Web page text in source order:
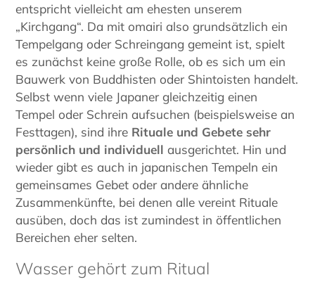
entspricht vielleicht am ehesten unserem
„Kirchgang“. Da mit omairi also grundsätzlich ein
Tempelgang oder Schreingang gemeint ist, spielt
es zunächst keine große Rolle, ob es sich um ein
Bauwerk von Buddhisten oder Shintoisten handelt.
Selbst wenn viele Japaner gleichzeitig einen
Tempel oder Schrein aufsuchen (beispielsweise an
Festtagen), sind ihre Rituale und Gebete sehr
persönlich und individuell ausgerichtet. Hin und
wieder gibt es auch in japanischen Tempeln ein
gemeinsames Gebet oder andere ähnliche
Zusammenkünfte, bei denen alle vereint Rituale
ausüben, doch das ist zumindest in öffentlichen
Bereichen eher selten.
Wasser gehört zum Ritual